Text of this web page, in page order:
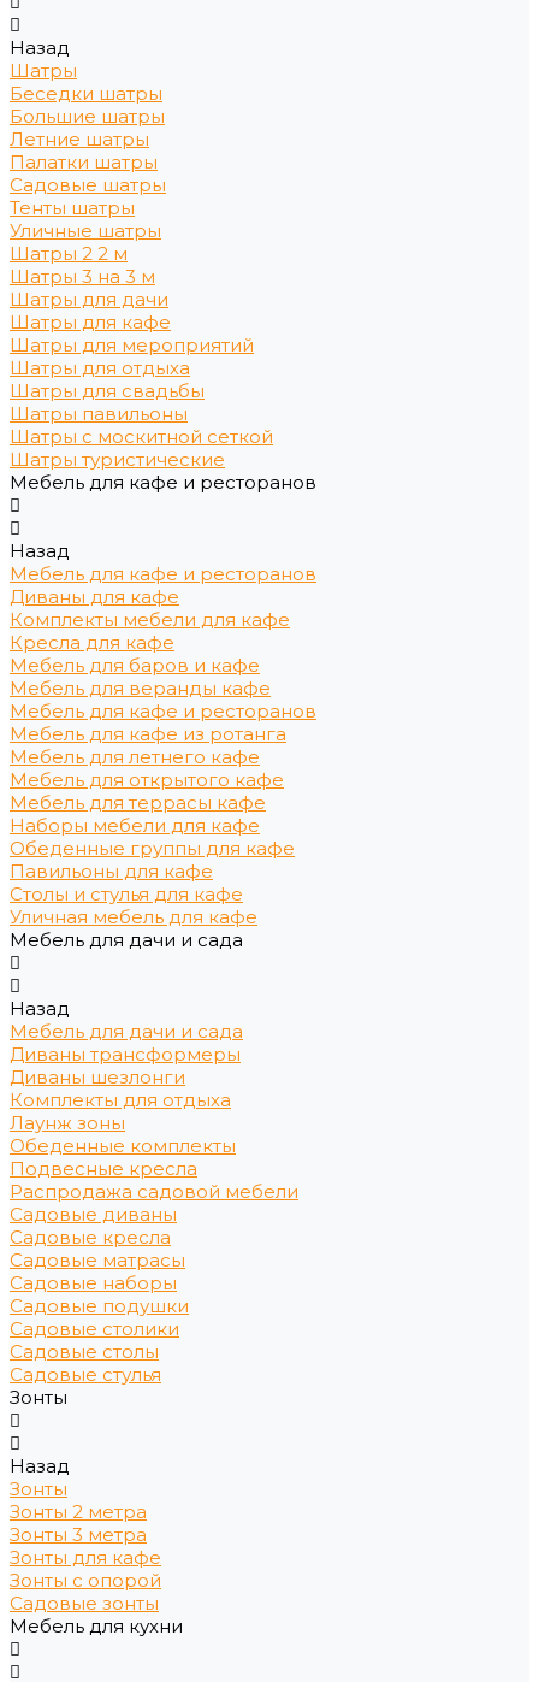
Назад
Шатры
Беседки шатры
Большие шатры
Летние шатры
Палатки шатры
Садовые шатры
Тенты шатры
Уличные шатры
Шатры 2 2 м
Шатры 3 на 3 м
Шатры для дачи
Шатры для кафе
Шатры для мероприятий
Шатры для отдыха
Шатры для свадьбы
Шатры павильоны
Шатры с москитной сеткой
Шатры туристические
Мебель для кафе и ресторанов
Назад
Мебель для кафе и ресторанов
Диваны для кафе
Комплекты мебели для кафе
Кресла для кафе
Мебель для баров и кафе
Мебель для веранды кафе
Мебель для кафе и ресторанов
Мебель для кафе из ротанга
Мебель для летнего кафе
Мебель для открытого кафе
Мебель для террасы кафе
Наборы мебели для кафе
Обеденные группы для кафе
Павильоны для кафе
Столы и стулья для кафе
Уличная мебель для кафе
Мебель для дачи и сада
Назад
Мебель для дачи и сада
Диваны трансформеры
Диваны шезлонги
Комплекты для отдыха
Лаунж зоны
Обеденные комплекты
Подвесные кресла
Распродажа садовой мебели
Садовые диваны
Садовые кресла
Садовые матрасы
Садовые наборы
Садовые подушки
Садовые столики
Садовые столы
Садовые стулья
Зонты
Назад
Зонты
Зонты 2 метра
Зонты 3 метра
Зонты для кафе
Зонты с опорой
Садовые зонты
Мебель для кухни